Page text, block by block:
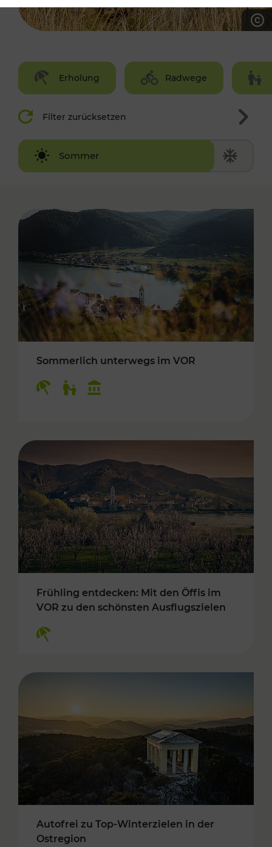
Erholung Radwege
Filter zurücksetzen
Sommer
Winter
Sommerlich unterwegs im VOR
Frühling entdecken: Mit den Öffis im
VOR zu den schönsten Ausflugszielen
Autofrei zu Top-Winterzielen in der
Ostregion